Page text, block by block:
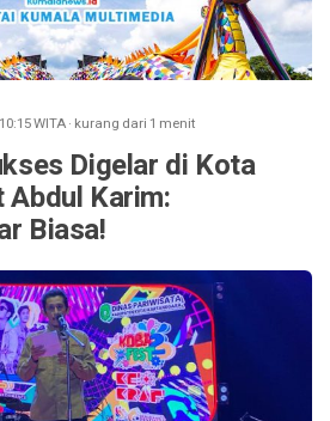
10:15WITA· kurang dari 1 menit
Digelar di Kota
Abdul Karim:
Biasa!